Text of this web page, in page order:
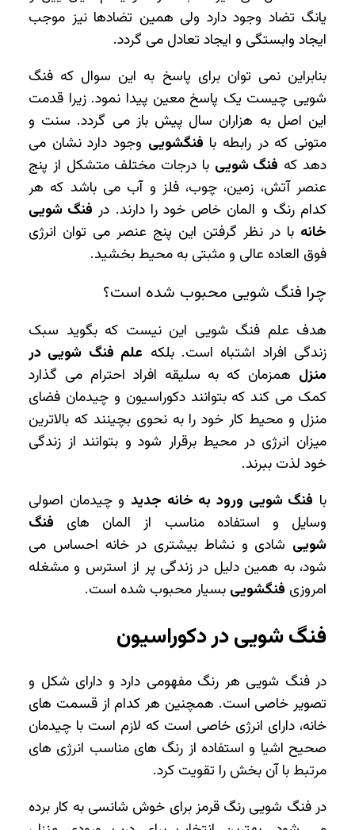
یانگ تضاد وجود دارد ولی همین تضادها نیز موجب
ایجاد وابستگی و ایجاد تعادل می گردد.
بنابراین نمی توان برای پاسخ به این سوال که فنگ
شویی چیست یک پاسخ معین پیدا نمود. زیرا قدمت
این اصل به هزاران سال پیش باز می گردد. سنت و
متونی که در رابطه با فنگشویی
وجود دارد نشان می
دهد که فنگ شویی با درجات مختلف متشکل از پنج
عنصر آتش، زمین، چوب، فلز و آب می باشد که هر
کدام رنگ و المان خاص خود را دارند. در فنگ شویی
خانه با در نظر گرفتن این پنج عنصر می توان انرژی
فوق العاده عالی و مثبتی به محیط بخشید.
چرا فنگ شویی محبوب شده است؟
هدف علم فنگ شویی این نیست که بگوید سبک
زندگی افراد اشتباه است. بلکه
علم فنگ شویی در
منزل
همزمان که به سلیقه افراد احترام می گذارد
کمک می کند که بتوانند دکوراسیون و چیدمان فضای
منزل و محیط کار خود را به نحوی بچینند که بالاترین
میزان انرژی در محیط برقرار شود و بتوانند از زندگی
خود لذت ببرند.
با فنگ شویی ورود به خانه جدید
و چیدمان اصولی
وسایل و استفاده مناسب از المان های
فنگ
شویی
شادی و نشاط بیشتری در خانه احساس می
شود، به همین دلیل در زندگی پر از استرس و مشغله
امروزی فنگشویی بسیار محبوب شده است.
فنگ شویی در دکوراسیون
در فنگ شویی هر رنگ مفهومی دارد و دارای شکل و
تصویر خاصی است. همچنین هر کدام از قسمت های
خانه، دارای انرژی خاصی است که لازم است با چیدمان
صحیح اشیا و استفاده از رنگ های مناسب انرژی ‌های
مرتبط با آن بخش را تقویت کرد.
در فنگ شویی رنگ قرمز برای خوش شانسی به کار برده